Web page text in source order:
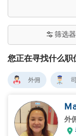
您正在寻找什么职
筛选器
外佣
外